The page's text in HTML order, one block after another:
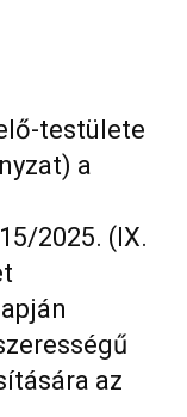
testülete
a
2025. (IX.
az